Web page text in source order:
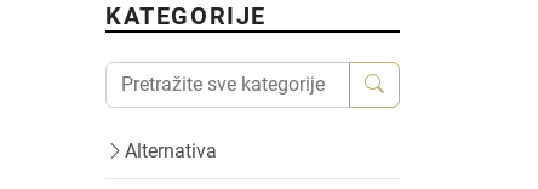
KATEGORIJE
Alternativa